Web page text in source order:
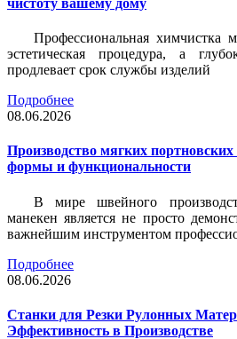
Профессиональная
эстетическая процедура, а
продлевает срок службы изделий
Подробнее
08.06.2026
Производство мягких
формы и функциональности
В мире швейного
манекен является не просто
важнейшим инструментом
Подробнее
08.06.2026
Станки для Резки Рулонных
Эффективность в Производстве